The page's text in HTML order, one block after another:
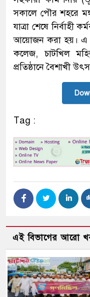
সকালে পৌর শহরে
যাত্রা শেষে নির্বাহী
আয়োজন করা হয়। এ
কলেজ, চাটখিল
প্রতিষ্ঠানে বৈশাখী
Tag :
এই বিভাগের আরো